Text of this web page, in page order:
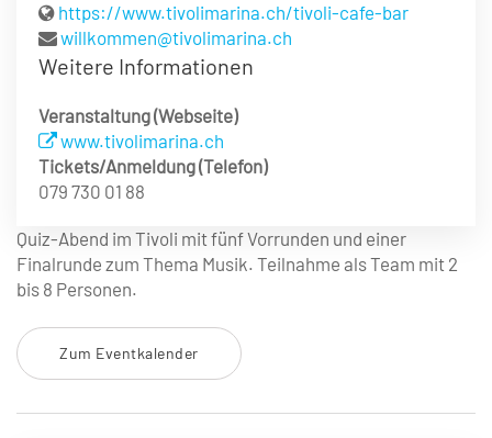
https://www.tivolimarina.ch/tivoli-cafe-bar
willkommen@tivolimarina.ch
Weitere Informationen
Veranstaltung (Webseite)
www.tivolimarina.ch
Tickets/Anmeldung (Telefon)
079 730 01 88
Quiz-Abend im Tivoli mit fünf Vorrunden und einer
Finalrunde zum Thema Musik. Teilnahme als Team mit 2
bis 8 Personen.
Zum Eventkalender